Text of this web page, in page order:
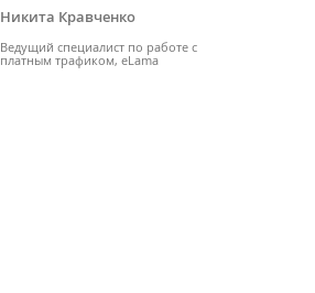
Никита Кравченко
Ведущий специалист по работе с
платным трафиком, eLama